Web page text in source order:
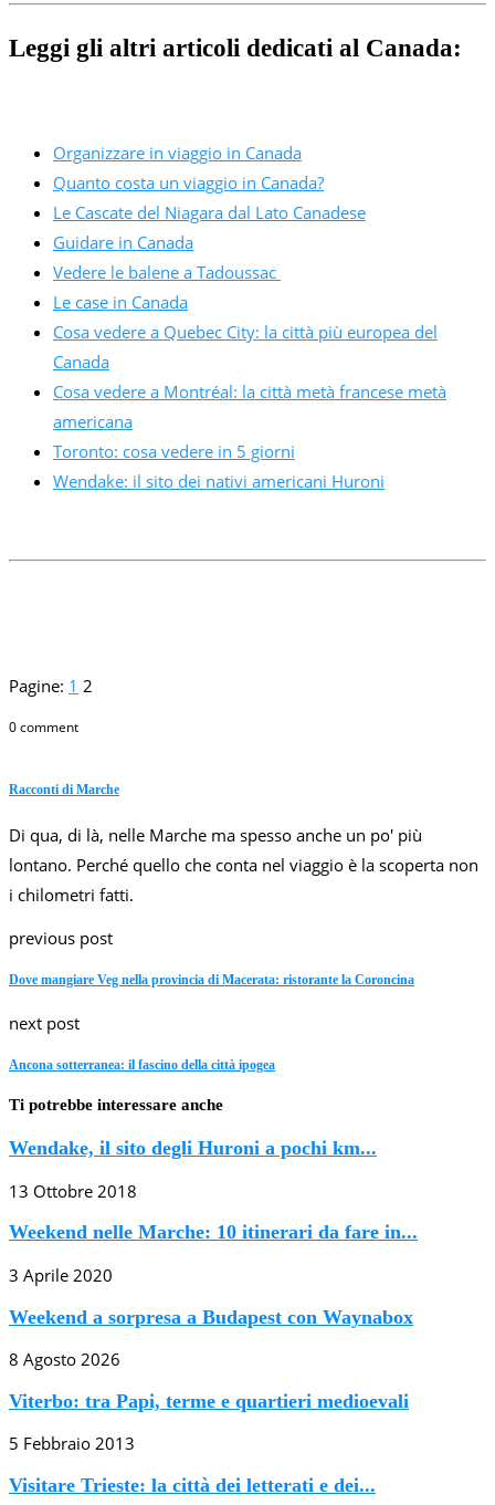
Leggi gli altri articoli dedicati al Canada:
Organizzare in viaggio in Canada
Quanto costa un viaggio in Canada?
Le Cascate del Niagara dal Lato Canadese
Guidare in Canada
Vedere le balene a Tadoussac
Le case in Canada
Cosa vedere a Quebec City: la città più europea del
Canada
Cosa vedere a Montréal: la città metà francese metà
americana
Toronto: cosa vedere in 5 giorni
Wendake: il sito dei nativi americani Huroni
Pagine: 1 2
0 comment
Racconti di Marche
Di qua, di là, nelle Marche ma spesso anche un po' più
lontano. Perché quello che conta nel viaggio è la scoperta non
i chilometri fatti.
previous post
Dove mangiare Veg nella provincia di Macerata: ristorante la Coroncina
next post
Ancona sotterranea: il fascino della città ipogea
Ti potrebbe interessare anche
Wendake, il sito degli Huroni a pochi km...
13 Ottobre 2018
Weekend nelle Marche: 10 itinerari da fare in...
3 Aprile 2020
Weekend a sorpresa a Budapest con Waynabox
8 Agosto 2026
Viterbo: tra Papi, terme e quartieri medioevali
5 Febbraio 2013
Visitare Trieste: la città dei letterati e dei...